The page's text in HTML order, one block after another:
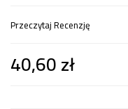
Przeczytaj Recenzję
40,60 zł